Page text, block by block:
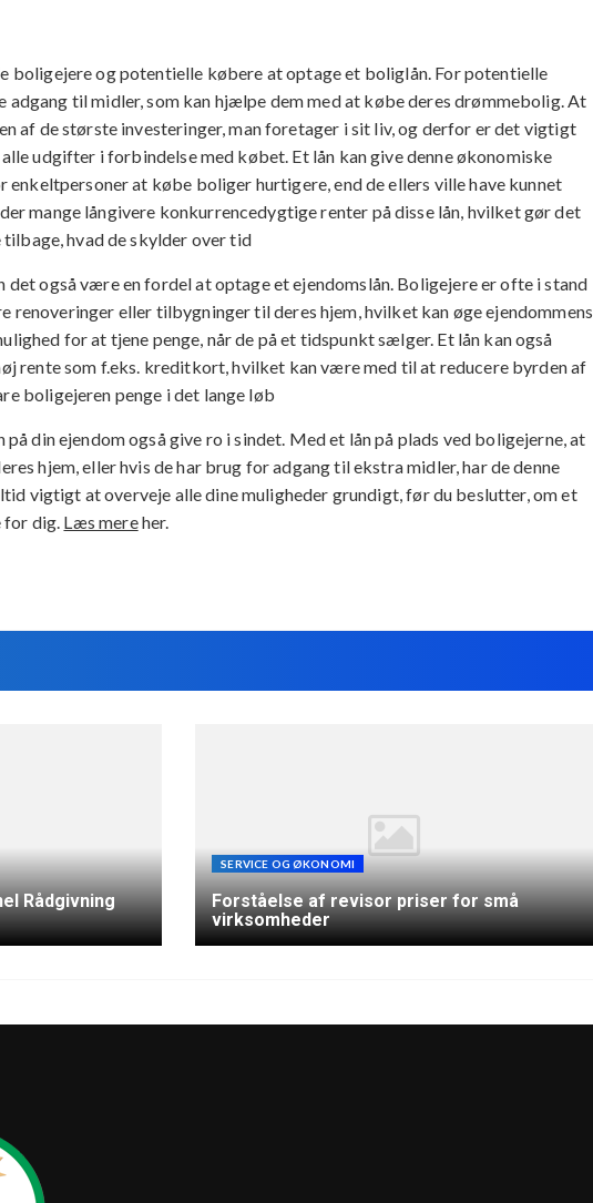
boligejere og potentielle købere at optage et boliglån. For potentielle
adgang til midler, som kan hjælpe dem med at købe deres drømmebolig. At
af de største investeringer, man foretager i sit liv, og derfor er det vigtigt
udgifter i forbindelse med købet. Et lån kan give denne økonomiske
at købe boliger hurtigere, end de ellers ville have kunnet
mange långivere konkurrencedygtige renter på disse lån, hvilket gør det
hvad de skylder over tid
det også være en fordel at optage et ejendomslån. Boligejere er ofte i stand
renoveringer eller tilbygninger til deres hjem, hvilket kan øge ejendommens
for at tjene penge, når de på et tidspunkt sælger. Et lån kan også
rente som f.eks. kreditkort, hvilket kan være med til at reducere byrden af
boligejeren penge i det lange løb
din ejendom også give ro i sindet. Med et lån på plads ved boligejerne, at
hjem, eller hvis de har brug for adgang til ekstra midler, har de denne
vigtigt at overveje alle dine muligheder grundigt, før du beslutter, om et
for dig. Læs mereher.
Rådgivning
SERVICE OG ØKONOMI
Forståelse af revisor priser for små
virksomheder